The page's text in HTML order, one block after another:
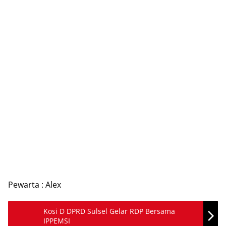
Pewarta : Alex
Kosi D DPRD Sulsel Gelar RDP Bersama
IPPEMSI